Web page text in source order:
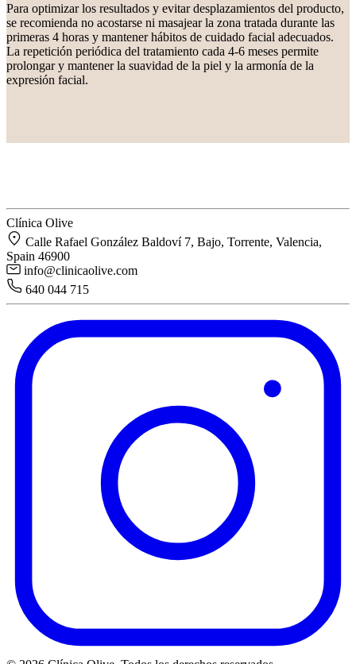
Para optimizar los resultados y evitar desplazamientos del producto,
se recomienda no acostarse ni masajear la zona tratada durante las
primeras 4 horas y mantener hábitos de cuidado facial adecuados.
La repetición periódica del tratamiento cada 4-6 meses permite
prolongar y mantener la suavidad de la piel y la armonía de la
expresión facial.
Clínica Olive
Calle Rafael González Baldoví 7, Bajo, Torrente, Valencia,
Spain 46900
info@clinicaolive.com
640 044 715